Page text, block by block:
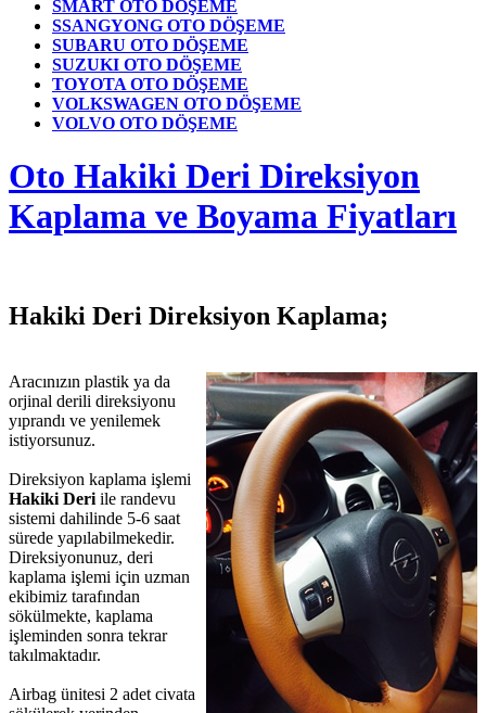
SMART OTO DÖŞEME
SSANGYONG OTO DÖŞEME
SUBARU OTO DÖŞEME
SUZUKI OTO DÖŞEME
TOYOTA OTO DÖŞEME
VOLKSWAGEN OTO DÖŞEME
VOLVO OTO DÖŞEME
Oto Hakiki Deri Direksiyon
Kaplama ve Boyama Fiyatları
Hakiki Deri Direksiyon Kaplama;
Aracınızın plastik ya da
orjinal derili direksiyonu
yıprandı ve yenilemek
istiyorsunuz.
Direksiyon kaplama işlemi
Hakiki Deri ile randevu
sistemi dahilinde 5-6 saat
sürede yapılabilmekedir.
Direksiyonunuz, deri
kaplama işlemi için uzman
ekibimiz tarafından
sökülmekte, kaplama
işleminden sonra tekrar
takılmaktadır.
Airbag ünitesi 2 adet civata